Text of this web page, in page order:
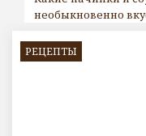
необыкновенно
РЕЦЕПТЫ